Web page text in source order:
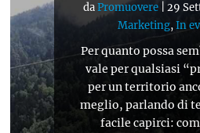
daPromuovere| 29
Marketing,In
Per quanto possa
vale per qualsiasi
per un territorio
meglio, parlando di
facile capirci: